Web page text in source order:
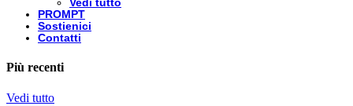
PROMPT
Sostienici
Contatti
Più recenti
Vedi tutto